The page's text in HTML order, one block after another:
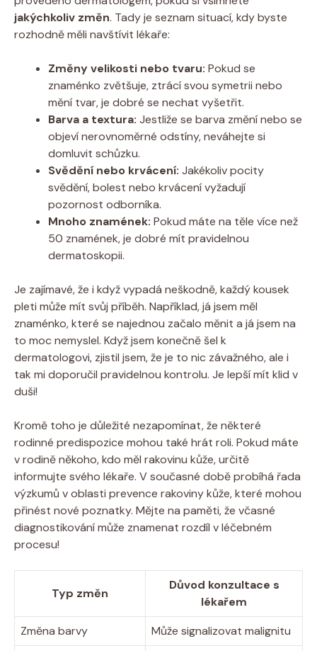
jakýchkoliv změn. Tady je seznam situací, kdy byste
rozhodně měli navštívit lékaře:
Změny velikosti nebo tvaru: Pokud se
znaménko zvětšuje, ztrácí svou symetrii nebo
mění tvar, je dobré se nechat vyšetřit.
Barva a textura: Jestliže se barva změní nebo se
objeví nerovnoměrné odstíny, neváhejte si
domluvit schůzku.
Svědění nebo krvácení: Jakékoliv pocity
svědění, bolest nebo krvácení vyžadují
pozornost odborníka.
Mnoho znamének: Pokud máte na těle více než
50 znamének, je dobré mít pravidelnou
dermatoskopii.
Je zajímavé, že i když vypadá neškodně, každý kousek
pleti může mít svůj příběh. Například, já jsem měl
znaménko, které se najednou začalo měnit a já jsem na
to moc nemyslel. Když jsem konečně šel k
dermatologovi, zjistil jsem, že je to nic závažného, ale i
tak mi doporučil pravidelnou kontrolu. Je lepší mít klid v
duši!
Kromě toho je důležité nezapomínat, že některé
rodinné predispozice mohou také hrát roli. Pokud máte
v rodině někoho, kdo měl rakovinu kůže, určitě
informujte svého lékaře. V současné době probíhá řada
výzkumů v oblasti prevence rakoviny kůže, které mohou
přinést nové poznatky. Mějte na paměti, že včasné
diagnostikování může znamenat rozdíl v léčebném
procesu!
Typ změn
Důvod konzultace s
lékařem
Změna barvy
Může signalizovat malignitu